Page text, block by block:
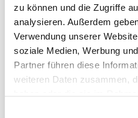
zu können und die Zugriffe
analysieren. Außerdem
Verwendung unserer
soziale Medien, Werbung
Partner führen diese
weiteren Daten zusammen,
haben oder die sie im
Festes Shampoo